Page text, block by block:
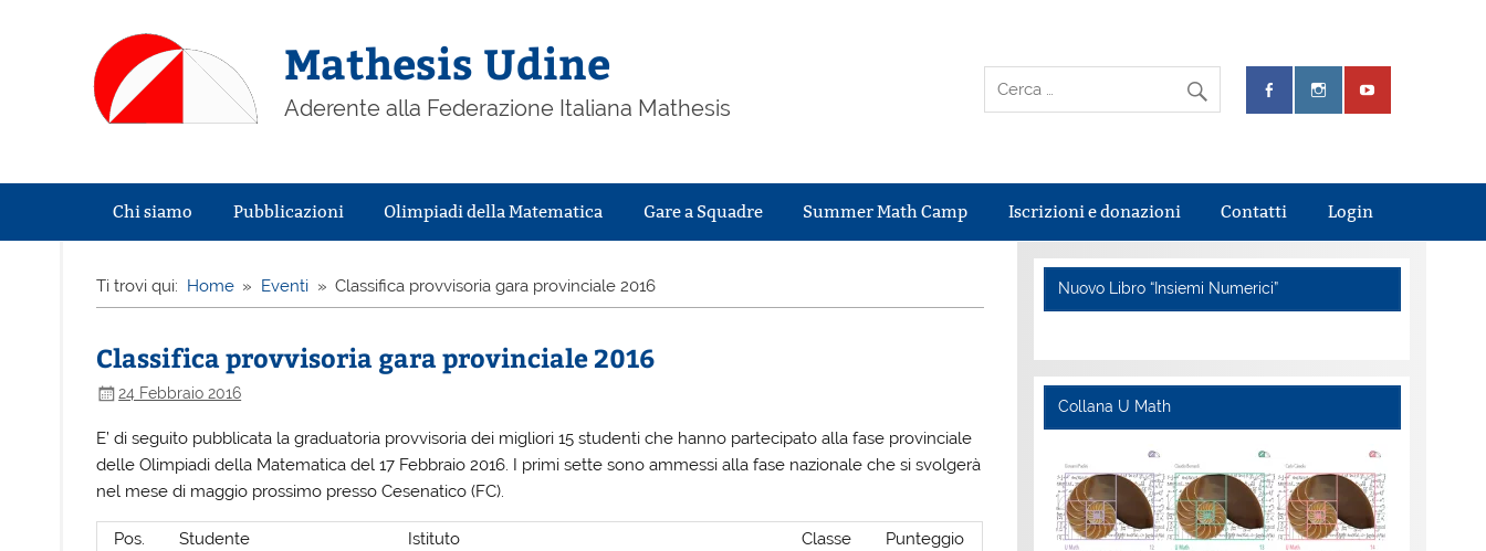
Mathesis Udine
Aderente alla Federazione Italiana Mathesis
Chi siamo Pubblicazioni Olimpiadi della Matematica Gare a Squadre Summer Math Camp Iscrizioni e donazioni Contatti Login
Ti trovi qui: Home Eventi Classifica provvisoria gara provinciale 2016
Classifica provvisoria gara provinciale 2016
24 Febbraio 2016
E’ di seguito pubblicata la graduatoria provvisoria dei migliori 15 studenti che hanno partecipato alla fase provinciale
delle Olimpiadi della Matematica del 17 Febbraio 2016. I primi sette sono ammessi alla fase nazionale che si svolgerà
nel mese di maggio prossimo presso Cesenatico (FC).
Pos. Studente Istituto Classe
Punteggio
Nuovo Libro “Insiemi Numerici”
Collana U Math